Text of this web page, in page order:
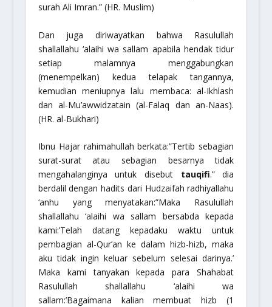
surah Ali Imran.” (HR. Muslim)
Dan juga diriwayatkan bahwa Rasulullah
shallallahu ‘alaihi wa sallam apabila hendak tidur
setiap malamnya menggabungkan
(menempelkan) kedua telapak tangannya,
kemudian meniupnya lalu membaca: al-Ikhlash
dan al-Mu’awwidzatain (al-Falaq dan an-Naas).
(HR. al-Bukhari)
Ibnu Hajar rahimahullah berkata:”Tertib sebagian
surat-surat atau sebagian besarnya tidak
mengahalanginya untuk disebut tauqifi.”dia
berdalil dengan hadits dari Hudzaifahradhiyallahu
‘anhu yang menyatakan:”Maka Rasulullah
shallallahu ‘alaihi wa sallam bersabda kepada
kami:’Telah datang kepadaku waktu untuk
pembagian al-Qur’an ke dalam hizb-hizb, maka
aku tidak ingin keluar sebelum selesai darinya.’
Maka kami tanyakan kepada para Shahabat
Rasulullah shallallahu ‘alaihi wa
sallam:’Bagaimana kalian membuat hizb (1